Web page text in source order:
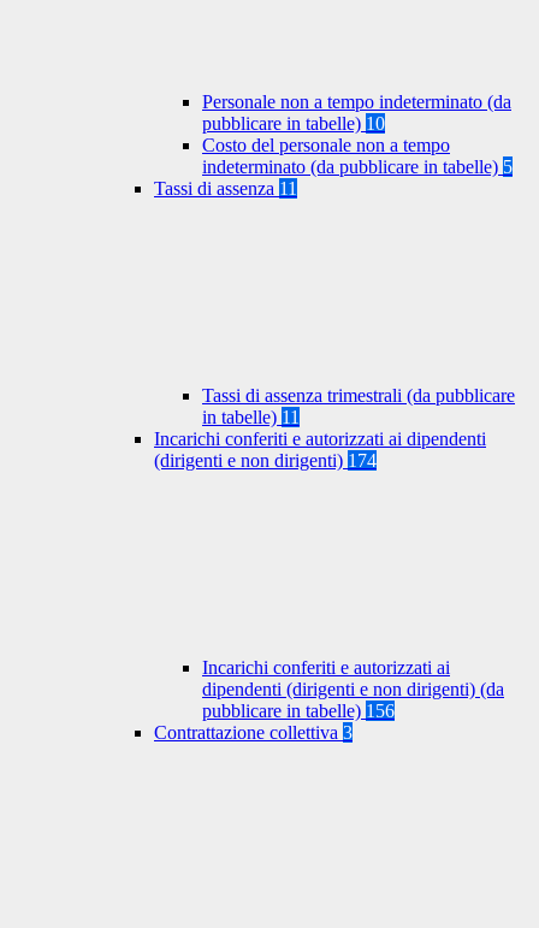
Personale non a tempo indeterminato (da
pubblicare in tabelle) 10
Costo del personale non a tempo
indeterminato (da pubblicare in tabelle) 5
Tassi di assenza 11
Tassi di assenza trimestrali (da pubblicare
in tabelle) 11
Incarichi conferiti e autorizzati ai dipendenti
(dirigenti e non dirigenti) 174
Incarichi conferiti e autorizzati ai
dipendenti (dirigenti e non dirigenti) (da
pubblicare in tabelle) 156
Contrattazione collettiva 3